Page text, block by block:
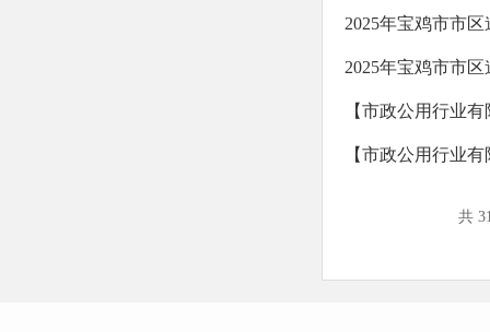
2025年宝鸡市市
2025年宝鸡市市
【市政公用行业
【市政公用行业
共